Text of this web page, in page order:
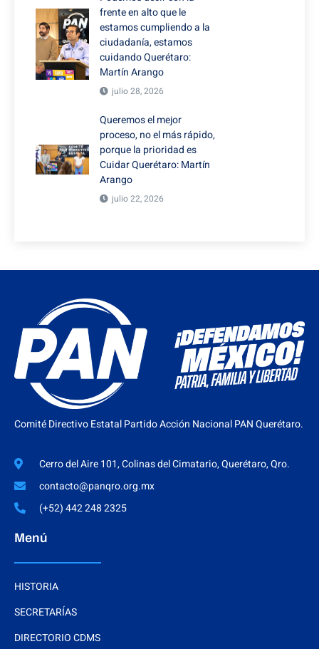
frente en alto que le
estamos cumpliendo a la
ciudadanía, estamos
cuidando Querétaro:
Martín Arango
julio 28, 2026
Queremos el mejor
proceso, no el más rápido,
porque la prioridad es
Cuidar Querétaro: Martín
Arango
julio 22, 2026
Comité Directivo Estatal Partido Acción Nacional PAN Querétaro.
Cerro del Aire 101, Colinas del Cimatario, Querétaro, Qro.
contacto@panqro.org.mx
(+52) 442 248 2325
Menú
HISTORIA
SECRETARÍAS
DIRECTORIO CDMS